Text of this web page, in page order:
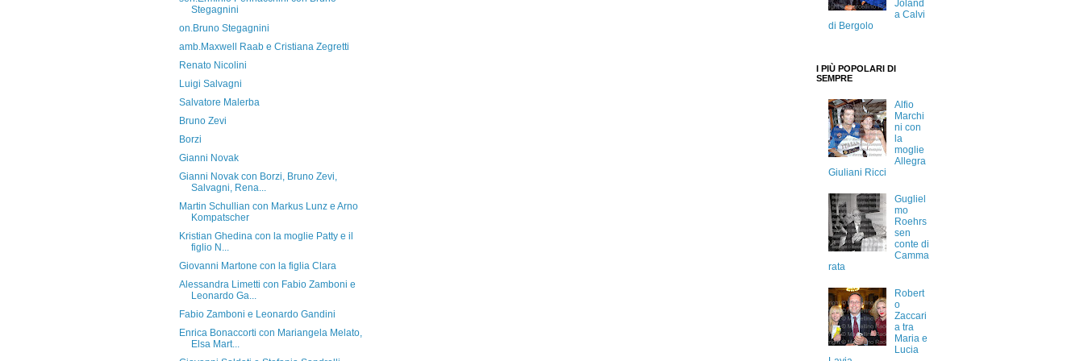
Stegagnini
on.Bruno Stegagnini
amb.Maxwell Raab e Cristiana Zegretti
Renato Nicolini
Luigi Salvagni
Salvatore Malerba
Bruno Zevi
Borzi
Gianni Novak
Gianni Novak con Borzi, Bruno Zevi,
Salvagni, Rena...
Martin Schullian con Markus Lunz e Arno
Kompatscher
Kristian Ghedina con la moglie Patty e il
figlio N...
Giovanni Martone con la figlia Clara
Alessandra Limetti con Fabio Zamboni e
Leonardo Ga...
Fabio Zamboni e Leonardo Gandini
Enrica Bonaccorti con Mariangela Melato,
Elsa Mart...
Joland
a Calvi
di Bergolo
I PIÙ POPOLARI DI
SEMPRE
Alfio
Marchi
ni con
la
moglie
Allegra
Giuliani Ricci
Gugliel
mo
Roehrs
sen
conte di
Camma
rata
Robert
o
Zaccari
a tra
Maria e
Lucia